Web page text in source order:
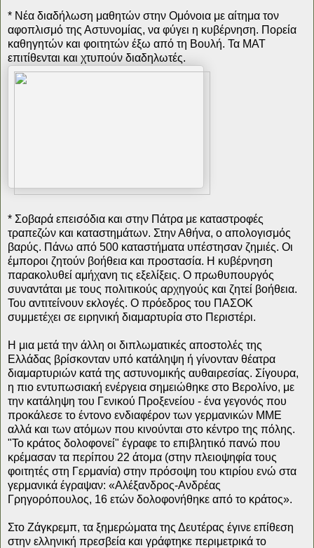
* Νέα διαδήλωση μαθητών στην Ομόνοια με αίτημα τον
αφοπλισμό της Αστυνομίας, να φύγει η κυβέρνηση. Πορεία
καθηγητών και φοιτητών έξω από τη Βουλή. Τα ΜΑΤ
επιτίθενται και χτυπούν διαδηλωτές.
* Σοβαρά επεισόδια και στην Πάτρα με καταστροφές
τραπεζών και καταστημάτων. Στην Αθήνα, ο απολογισμός
βαρύς. Πάνω από 500 καταστήματα υπέστησαν ζημιές. Οι
έμποροι ζητούν βοήθεια και προστασία. Η κυβέρνηση
παρακολυθεί αμήχανη τις εξελίξεις. Ο πρωθυπουργός
συναντάται με τους πολιτικούς αρχηγούς και ζητεί βοήθεια.
Του αντιτείνουν εκλογές. Ο πρόεδρος του ΠΑΣΟΚ
συμμετέχει σε ειρηνική διαμαρτυρία στο Περιστέρι.
Η μια μετά την άλλη οι διπλωματικές αποστολές της
Ελλάδας βρίσκονταν υπό κατάληψη ή γίνονταν θέατρα
διαμαρτυριών κατά της αστυνομικής αυθαιρεσίας. Σίγουρα,
η πιο εντυπωσιακή ενέργεια σημειώθηκε στο Βερολίνο, με
την κατάληψη του Γενικού Προξενείου - ένα γεγονός που
προκάλεσε το έντονο ενδιαφέρον των γερμανικών ΜΜΕ
αλλά και των ατόμων που κινούνται στο κέντρο της πόλης.
"Το κράτος δολοφονεί" έγραφε το επιβλητικό πανώ που
κρέμασαν τα περίπου 22 άτομα (στην πλειοψηφία τους
φοιτητές στη Γερμανία) στην πρόσοψη του κτιρίου ενώ στα
γερμανικά έγραψαν: «Αλέξανδρος-Ανδρέας
Γρηγορόπουλος, 16 ετών δολοφονήθηκε από το κράτος».
Στο Ζάγκρεμπ, τα ξημερώματα της Δευτέρας έγινε επίθεση
στην ελληνική πρεσβεία και γράφτηκε περιμετρικά το